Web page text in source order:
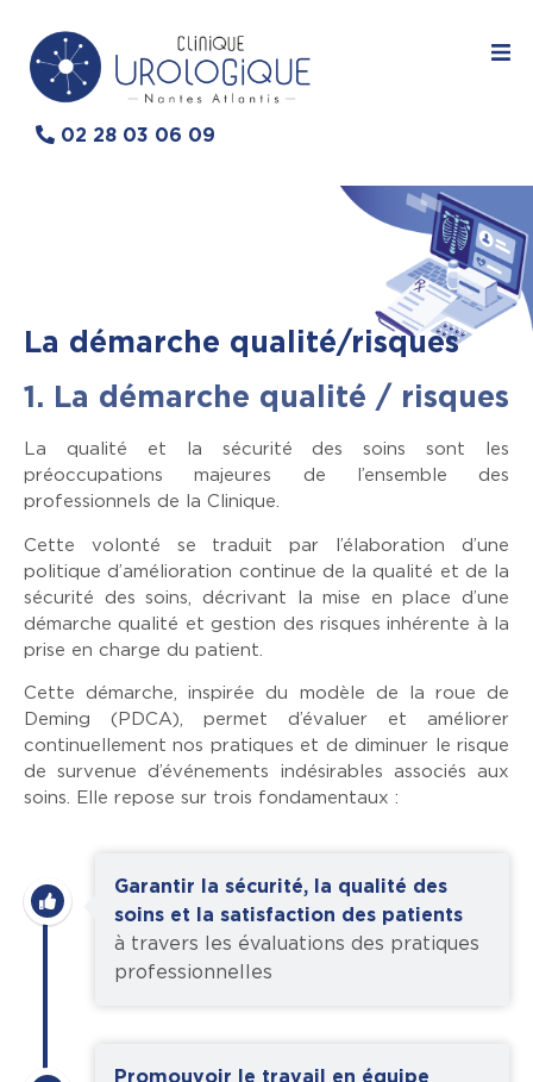
02 28 03 06 09
La démarche qualité/risques
1. La démarche qualité / risques
La qualité et la sécurité des soins sont les
préoccupations majeures de l’ensemble des
professionnels de la Clinique.
Cette volonté se traduit par l’élaboration d’une
politique d’amélioration continue de la qualité et de la
sécurité des soins, décrivant la mise en place d’une
démarche qualité et gestion des risques inhérente à la
prise en charge du patient.
Cette démarche, inspirée du modèle de la roue de
Deming (PDCA), permet d’évaluer et améliorer
continuellement nos pratiques et de diminuer le risque
de survenue d’événements indésirables associés aux
soins. Elle repose sur trois fondamentaux :
Garantir la sécurité, la qualité des
soins et la satisfaction des patients
à travers les évaluations des pratiques
professionnelles
Promouvoir le travail en équipe